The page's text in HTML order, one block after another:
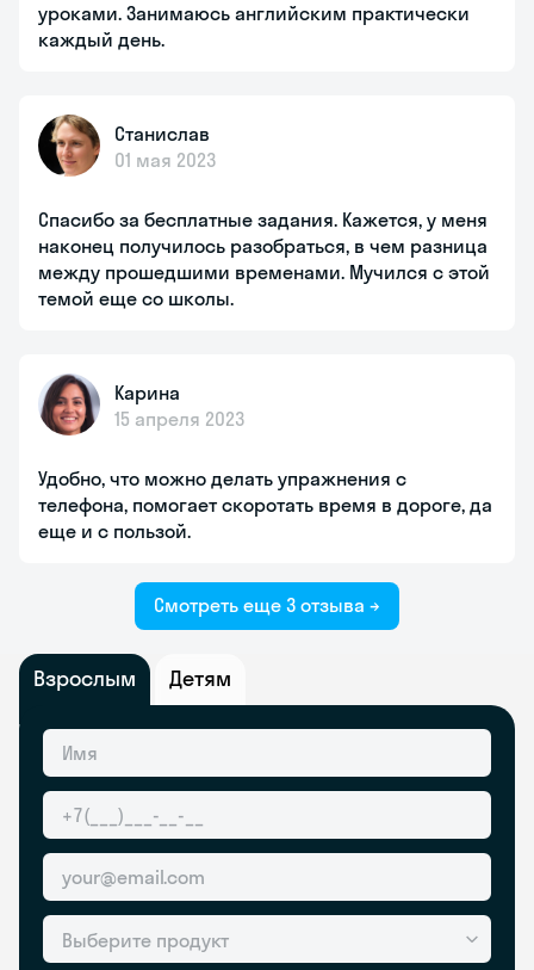
уроками. Занимаюсь английским практически
каждый день.
Станислав
01 мая 2023
Спасибо за бесплатные задания. Кажется, у меня
наконец получилось разобраться, в чем разница
между прошедшими временами. Мучился с этой
темой еще со школы.
Карина
15 апреля 2023
Удобно, что можно делать упражнения с
телефона, помогает скоротать время в дороге, да
еще и с пользой.
Смотреть еще 3 отзыва →
Взрослым Детям
Выберите продукт